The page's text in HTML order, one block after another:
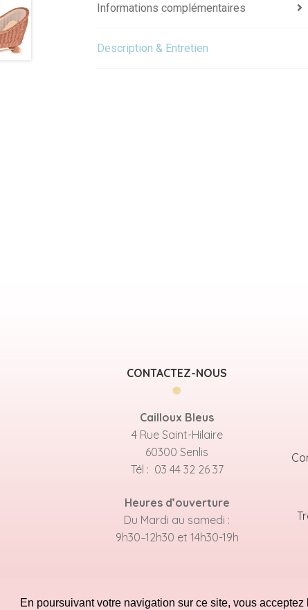
En poursuivant votre navigation sur ce site, vous
Informations complémentaires
Description & Entretien
CONTACTEZ-NOUS
Cailloux Bleus
4 Rue Saint-Hilaire
60300 Senlis
Tél : 03 44 32 26 37
Heures d’ouverture
Du Mardi au samedi :
9h30–12h30 et 14h30-19h